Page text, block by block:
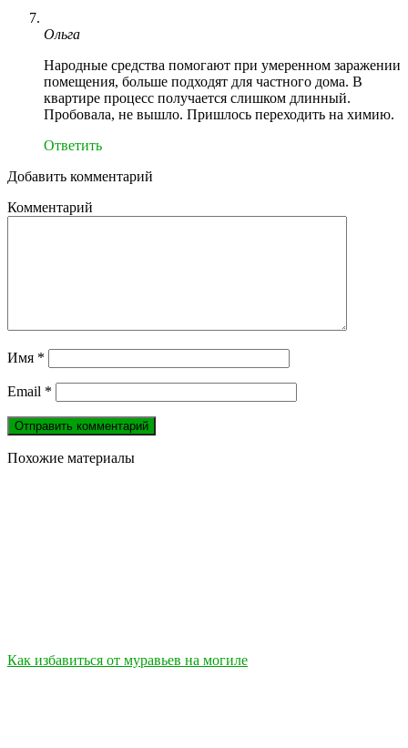
Ольга
Народные средства помогают при умеренном заражении
помещения, больше подходят для частного дома. В
квартире процесс получается слишком длинный.
Пробовала, не вышло. Пришлось переходить на химию.
Ответить
Добавить комментарий
Комментарий
Имя *
Email *
Похожие материалы
Как избавиться от муравьев на могиле